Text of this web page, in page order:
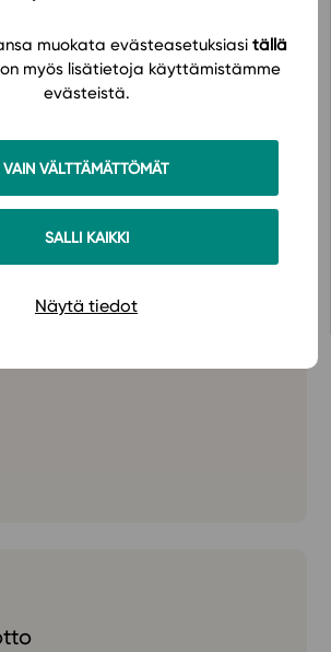
muokata evästeasetuksiasi tällä
myös lisätietoja käyttämistämme
evästeistä.
VAIN VÄLTTÄMÄTTÖMÄT
SALLI KAIKKI
Näytä tiedot
med lättare automatiskt
bl.a. essäer och de nyaste
och tillägg har gjorts särskilt i
och ontologi och det har också
tilläggstexter.
Studeon alustalla